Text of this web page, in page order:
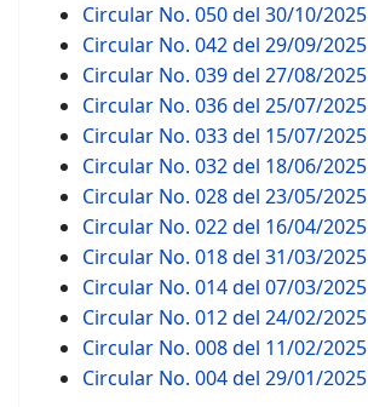
Circular No. 050 del 30/10/2025
Circular No. 042 del 29/09/2025
Circular No. 039 del 27/08/2025
Circular No. 036 del 25/07/2025
Circular No. 033 del 15/07/2025
Circular No. 032 del 18/06/2025
Circular No. 028 del 23/05/2025
Circular No. 022 del 16/04/2025
Circular No. 018 del 31/03/2025
Circular No. 014 del 07/03/2025
Circular No. 012 del 24/02/2025
Circular No. 008 del 11/02/2025
Circular No. 004 del 29/01/2025